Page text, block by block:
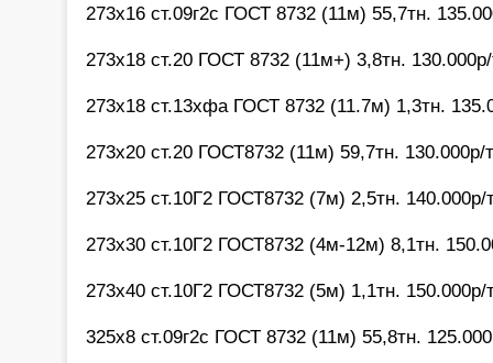
273х16 ст.09г2с ГОСТ 8732 (11м) 55,7тн.
273х18 ст.20 ГОСТ 8732 (11м+) 3,8тн.
273х18 ст.13хфа ГОСТ 8732 (11.7м) 1,3тн.
273х20 ст.20 ГОСТ8732 (11м) 59,7тн. 130.000р/
273х25 ст.10Г2 ГОСТ8732 (7м) 2,5тн. 140.000р/
273х30 ст.10Г2 ГОСТ8732 (4м-12м) 8,1тн.
273х40 ст.10Г2 ГОСТ8732 (5м) 1,1тн. 150.000р/
325х8 ст.09г2с ГОСТ 8732 (11м) 55,8тн.